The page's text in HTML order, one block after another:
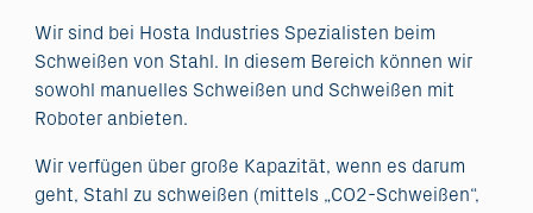
Wir sind bei Hosta Industries Spezialisten beim
Schweißen von Stahl. In diesem Bereich können wir
sowohl manuelles Schweißen und Schweißen mit
Roboter anbieten.
Wir verfügen über große Kapazität, wenn es darum
geht, Stahl zu schweißen (mittels „CO2-Schweißen“,